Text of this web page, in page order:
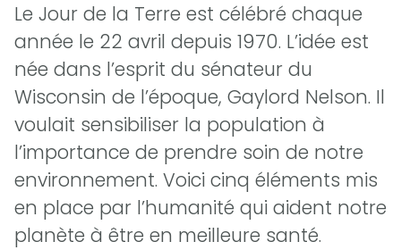
Le Jour de la Terre est célébré chaque
année le 22 avril depuis 1970. L’idée est
née dans l’esprit du sénateur du
Wisconsin de l’époque, Gaylord Nelson. Il
voulait sensibiliser la population à
l’importance de prendre soin de notre
environnement. Voici cinq éléments mis
en place par l’humanité qui aident notre
planète à être en meilleure santé.